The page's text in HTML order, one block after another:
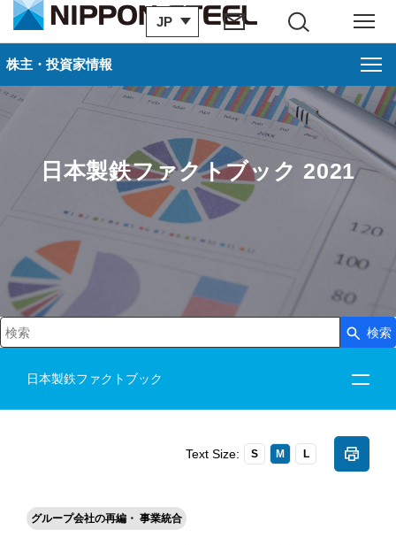
JP
サイト内検索 メニュー
日本製鉄ファクトブック 2021
検索キーワード入力
検索
日本製鉄ファクトブック
Text Size: S M L
グループ会社の再編・ 事業統合
株主・投資家情報